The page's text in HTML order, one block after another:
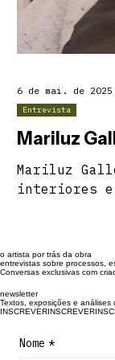
Mariluz
interiores
marcas
entrevista,
mercado
Entrevista
6 de mai. de 2025
o artista por trás da obra
entrevistas sobre processos,
Conversas exclusivas com
newsletter
Textos, exposições e
INSCREVER
Nome *